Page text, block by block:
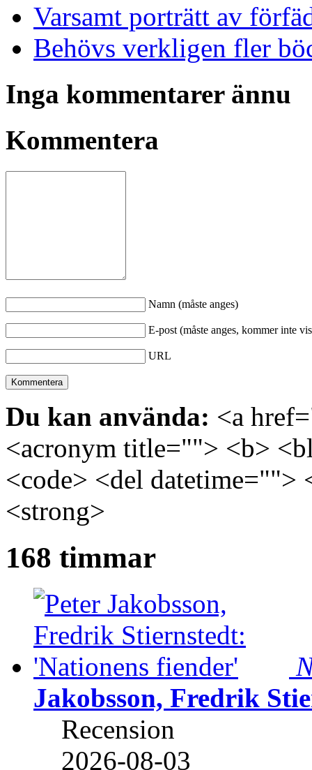
Varsamt porträtt av
Behövs verkligen fler
Inga kommentarer ännu
Kommentera
Namn (måste anges)
E-post (måste anges, kommer inte
URL
Du kan använda: <a
<acronym title=""> <b>
<code> <del
<strong>
168 timmar
Jakobsson, Fredrik
Recension
2026-08-03